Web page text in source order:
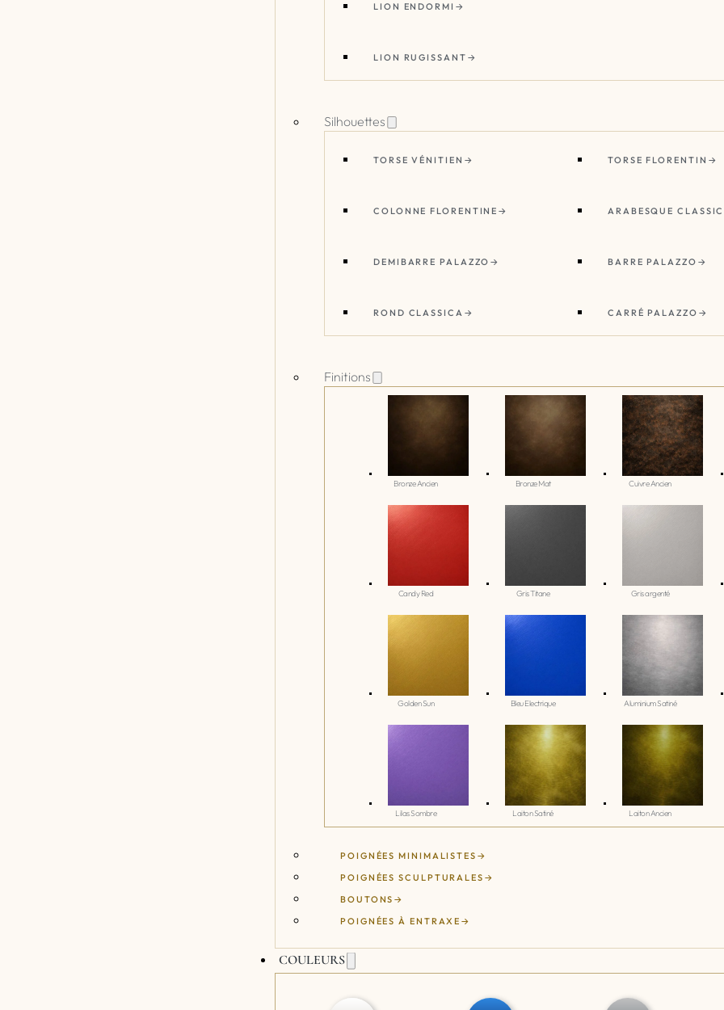
LION ENDORMI
LION RUGISSANT
Silhouettes
TORSE VÉNITIEN TORSE FLORENTIN
COLONNE FLORENTINE ARABESQUE
DEMIBARRE PALAZZO BARRE PALAZZO
ROND CLASSICA CARRÉ PALAZZO
Finitions
Bronze Ancien Bronze Mat Cuivre Ancien
Candy Red Gris Titane Gris argenté
Golden Sun Bleu Electrique Aluminium Satiné
Lilas Sombre Laiton Satiné Laiton Ancien
POIGNÉES MINIMALISTES
POIGNÉES SCULPTURALES
BOUTONS
POIGNÉES À ENTRAXE
COULEURS